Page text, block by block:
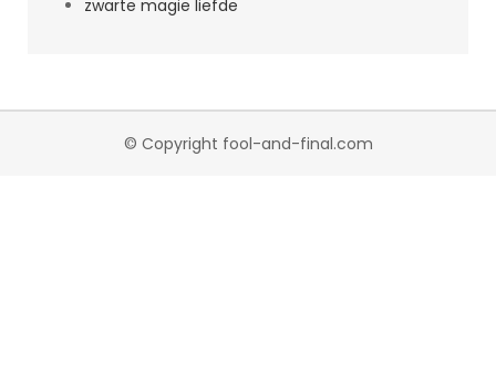
zwarte magie liefde
© Copyright fool-and-final.com